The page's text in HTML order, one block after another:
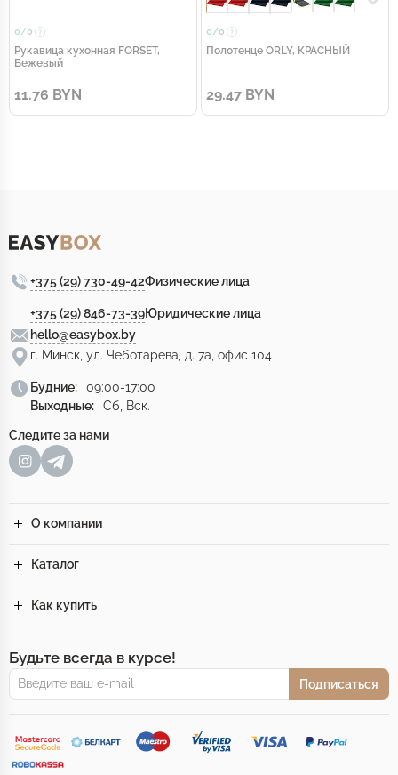
0/0
Рукавица кухонная FORSET,
Бежевый
11.76 BYN
0/0
Полотенце ORLY, КРАСНЫЙ
29.47 BYN
+375 (29) 730-49-42Физические лица
+375 (29) 846-73-39Юридические лица
hello@easybox.by
г. Минск, ул. Чеботарева, д. 7а, офис 104
Будние:
09:00-17:00
Выходные:
Сб, Вск.
Следите за нами
О компании
Каталог
Как купить
Будьте всегда в курсе!
Подписаться